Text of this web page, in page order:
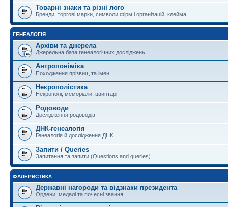
Товарні знаки та різні лого
Бренди, торгові марки, символи фірм і організацій, клейма
ГЕНЕАЛОГІЯ
Архіви та джерела
Джерельна база генеалогічних досліджень
Антропоніміка
Походження прізвищ та імен
Некрополістика
Некрополі, меморіали, цвинтарі
Родоводи
Дослідження родоводів
ДНК-генеалогія
Генеалогія й дослідження ДНК
Запити / Queries
Запитання та запити (Questions and queries)
ФАЛЕРИСТИКА
Державні нагороди та відзнаки президента
Ордени, медалі та почесні звання